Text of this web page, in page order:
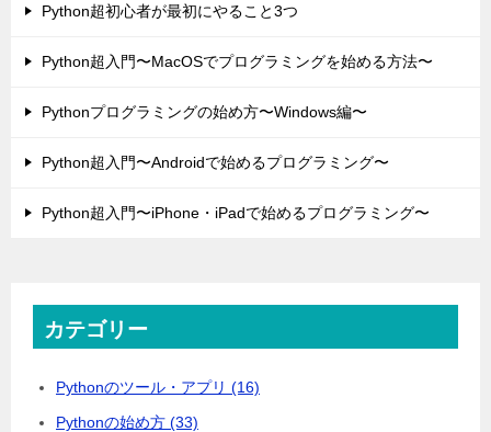
Python超初心者が最初にやること3つ
Python超入門〜MacOSでプログラミングを始める方法〜
Pythonプログラミングの始め方〜Windows編〜
Python超入門〜Androidで始めるプログラミング〜
Python超入門〜iPhone・iPadで始めるプログラミング〜
カテゴリー
Pythonのツール・アプリ (16)
Pythonの始め方 (33)